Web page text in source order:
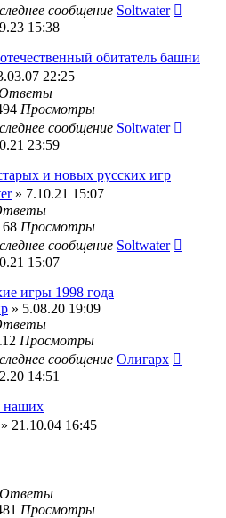
сообщение Soltwater
15:38
обитатель башни
22:25
Просмотры
сообщение Soltwater
23:59
и новых русских игр
» 7.10.21 15:07
Просмотры
сообщение Soltwater
15:07
игры 1998 года
» 5.08.20 19:09
Просмотры
сообщение Олигарх
14:51
наших
» 21.10.04 16:45
Ответы
Просмотры